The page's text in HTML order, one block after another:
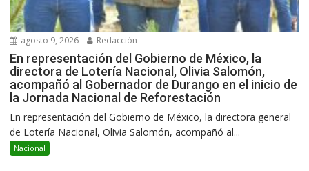
agosto 9, 2026 Redacción
En representación del Gobierno de México, la
directora de Lotería Nacional, Olivia Salomón,
acompañó al Gobernador de Durango en el inicio de
la Jornada Nacional de Reforestación
En representación del Gobierno de México, la directora general
de Lotería Nacional, Olivia Salomón, acompañó al...
Nacional